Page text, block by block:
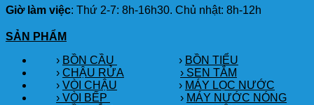
Giờ làm việc: Thứ 2-7: 8h-16h30. Chủ nhật: 8h-12h
SẢN PHẨM
› BỒN CẦU › BỒN TIỂU
› CHẬU RỬA
› SEN TẮM
› VÒI CHẬU › MÁY LỌC NƯỚC
› VÒI BẾP
› MÁY NƯỚC NÓNG